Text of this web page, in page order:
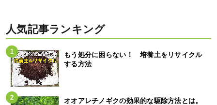
人気記事ランキング
もう処分に困らない！ 培養土をリサイクル
する方法
オオアレチノギクの効果的な駆除方法とは。